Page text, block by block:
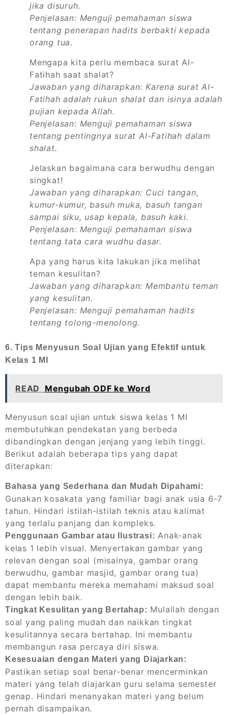
jika disuruh.
Penjelasan: Menguji pemahaman siswa
tentang penerapan hadits berbakti kepada
orang tua.
Mengapa kita perlu membaca surat Al-
Fatihah saat shalat?
Jawaban yang diharapkan: Karena surat Al-
Fatihah adalah rukun shalat dan isinya adalah
pujian kepada Allah.
Penjelasan: Menguji pemahaman siswa
tentang pentingnya surat Al-Fatihah dalam
shalat.
Jelaskan bagaimana cara berwudhu dengan
singkat!
Jawaban yang diharapkan: Cuci tangan,
kumur-kumur, basuh muka, basuh tangan
sampai siku, usap kepala, basuh kaki.
Penjelasan: Menguji pemahaman siswa
tentang tata cara wudhu dasar.
Apa yang harus kita lakukan jika melihat
teman kesulitan?
Jawaban yang diharapkan: Membantu teman
yang kesulitan.
Penjelasan: Menguji pemahaman hadits
tentang tolong-menolong.
6. Tips Menyusun Soal Ujian yang Efektif untuk
Kelas 1 MI
READ Mengubah ODF ke Word
Menyusun soal ujian untuk siswa kelas 1 MI
membutuhkan pendekatan yang berbeda
dibandingkan dengan jenjang yang lebih tinggi.
Berikut adalah beberapa tips yang dapat
diterapkan:
Bahasa yang Sederhana dan Mudah Dipahami:
Gunakan kosakata yang familiar bagi anak usia 6-7
tahun. Hindari istilah-istilah teknis atau kalimat
yang terlalu panjang dan kompleks.
Penggunaan Gambar atau Ilustrasi: Anak-anak
kelas 1 lebih visual. Menyertakan gambar yang
relevan dengan soal (misalnya, gambar orang
berwudhu, gambar masjid, gambar orang tua)
dapat membantu mereka memahami maksud soal
dengan lebih baik.
Tingkat Kesulitan yang Bertahap: Mulailah dengan
soal yang paling mudah dan naikkan tingkat
kesulitannya secara bertahap. Ini membantu
membangun rasa percaya diri siswa.
Kesesuaian dengan Materi yang Diajarkan:
Pastikan setiap soal benar-benar mencerminkan
materi yang telah diajarkan guru selama semester
genap. Hindari menanyakan materi yang belum
pernah disampaikan.